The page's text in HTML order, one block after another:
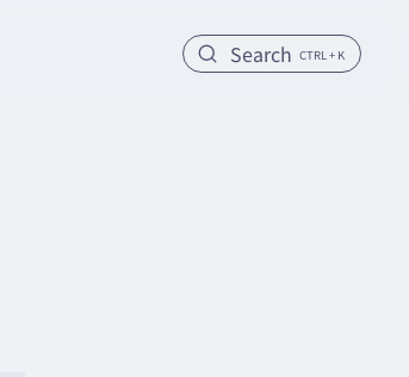
Search CTRL + K